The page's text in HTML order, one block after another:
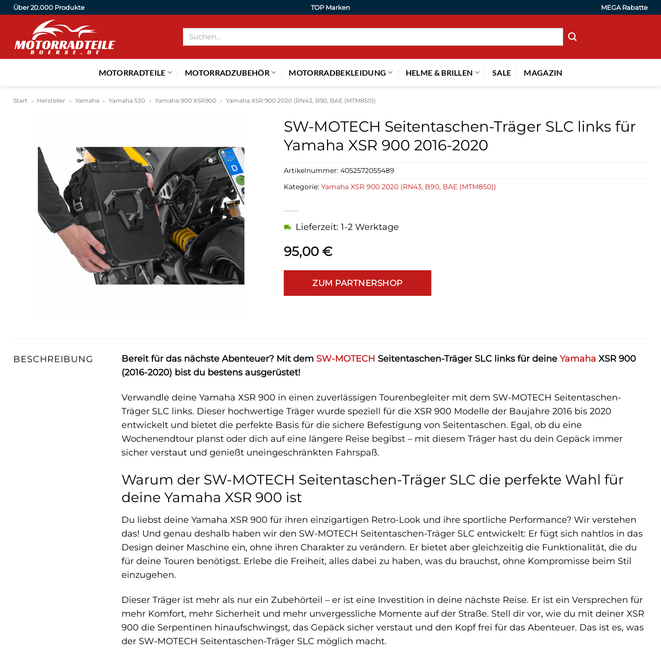
Zum
springen
Über 20.000 Produkte TOP Marken MEGA Rabatte
Suchen
MOTORRADTEILE MOTORRADZUBEHÖR MOTORRADBEKLEIDUNG HELME & BRILLEN SALE MAGAZIN
Start » Hersteller » Yamaha » Yamaha 530 » Yamaha 900 XSR900 » Yamaha XSR 900 2020 (RN43, B90, BAE (MTM850))
SW-MOTECH Seitentaschen-Träger SLC links für
Yamaha XSR 900 2016-2020
95,00 €
Lieferzeit: 1-2 Werktage
ZUM PARTNERSHOP
Artikelnummer: 4052572055489
Kategorie: Yamaha XSR 900 2020 (RN43, B90, BAE (MTM850))
BESCHREIBUNG Bereit für das nächste Abenteuer? Mit dem SW-MOTECH Seitentaschen-Träger SLC links für deine Yamaha XSR 900
(2016-2020) bist du bestens ausgerüstet!
Verwandle deine Yamaha XSR 900 in einen zuverlässigen Tourenbegleiter mit dem SW-MOTECH Seitentaschen-
Träger SLC links. Dieser hochwertige Träger wurde speziell für die XSR 900 Modelle der Baujahre 2016 bis 2020
entwickelt und bietet die perfekte Basis für die sichere Befestigung von Seitentaschen. Egal, ob du eine
Wochenendtour planst oder dich auf eine längere Reise begibst – mit diesem Träger hast du dein Gepäck immer
sicher verstaut und genießt uneingeschränkten Fahrspaß.
Warum der SW-MOTECH Seitentaschen-Träger SLC die perfekte Wahl für
deine Yamaha XSR 900 ist
Du liebst deine Yamaha XSR 900 für ihren einzigartigen Retro-Look und ihre sportliche Performance? Wir verstehen
das! Und genau deshalb haben wir den SW-MOTECH Seitentaschen-Träger SLC entwickelt: Er fügt sich nahtlos in das
Design deiner Maschine ein, ohne ihren Charakter zu verändern. Er bietet aber gleichzeitig die Funktionalität, die du
für deine Touren benötigst. Erlebe die Freiheit, alles dabei zu haben, was du brauchst, ohne Kompromisse beim Stil
einzugehen.
Dieser Träger ist mehr als nur ein Zubehörteil – er ist eine Investition in deine nächste Reise. Er ist ein Versprechen für
mehr Komfort, mehr Sicherheit und mehr unvergessliche Momente auf der Straße. Stell dir vor, wie du mit deiner XSR
900 die Serpentinen hinaufschwingst, das Gepäck sicher verstaut und den Kopf frei für das Abenteuer. Das ist es, was
der SW-MOTECH Seitentaschen-Träger SLC möglich macht.